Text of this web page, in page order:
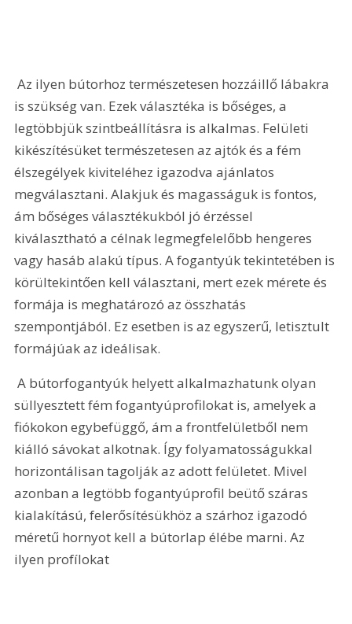
Az ilyen bútorhoz természetesen hozzáillő lábakra
is szükség van. Ezek választéka is bőséges, a
legtöbbjük szintbeállításra is alkalmas. Felületi
kikészítésüket természetesen az ajtók és a fém
élszegélyek kiviteléhez igazodva ajánlatos
megválasztani. Alakjuk és magasságuk is fontos,
ám bőséges választékukból jó érzéssel
kiválasztható a célnak legmegfelelőbb hengeres
vagy hasáb alakú típus. A fogantyúk tekintetében is
körültekintően kell választani, mert ezek mérete és
formája is meghatározó az összhatás
szempontjából. Ez esetben is az egyszerű, letisztult
formájúak az ideálisak.
A bútorfogantyúk helyett alkalmazhatunk olyan
süllyesztett fém fogantyúprofilokat is, amelyek a
fiókokon egybefüggő, ám a frontfelületből nem
kiálló sávokat alkotnak. Így folyamatosságukkal
horizontálisan tagolják az adott felületet. Mivel
azonban a legtöbb fogantyúprofil beütő száras
kialakítású, felerősítésükhöz a szárhoz igazodó
méretű hornyot kell a bútorlap élébe marni. Az
ilyen profílokat